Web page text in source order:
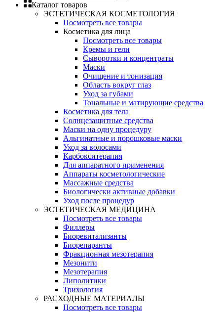
Каталог товаров
ЭСТЕТИЧЕСКАЯ КОСМЕТОЛОГИЯ
Посмотреть все товары
Косметика для лица
Посмотреть все товары
Кремы и гели
Сыворотки и концентраты
Маски
Очищение и тонизация
Область вокруг глаз
Уход за губами
Тональные и матирующие средства
Косметика для тела
Солнцезащитные средства
Маски на одну процедуру
Альгинатные и порошковые маски
Уход за волосами
Карбокситерапия
Для аппаратного применения
Аппараты косметологические
Массажные средства
Биологически активные добавки
Уход после процедур
ЭСТЕТИЧЕСКАЯ МЕДИЦИНА
Посмотреть все товары
Филлеры
Биоревитализанты
Биорепаранты
Фракционная мезотерапия
Мезонити
Мезотерапия
Липолитики
Трихология
РАСХОДНЫЕ МАТЕРИАЛЫ
Посмотреть все товары